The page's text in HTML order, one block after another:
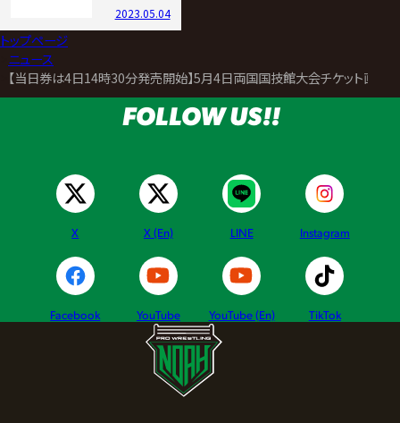
2023.05.04
トップページ
ニュース
【当日券は4日14時30分発売開始】5月4日両国国技館大会チケット直前
FOLLOW US!!
X X (En) LINE Instagram
Facebook YouTube YouTube (En) TikTok